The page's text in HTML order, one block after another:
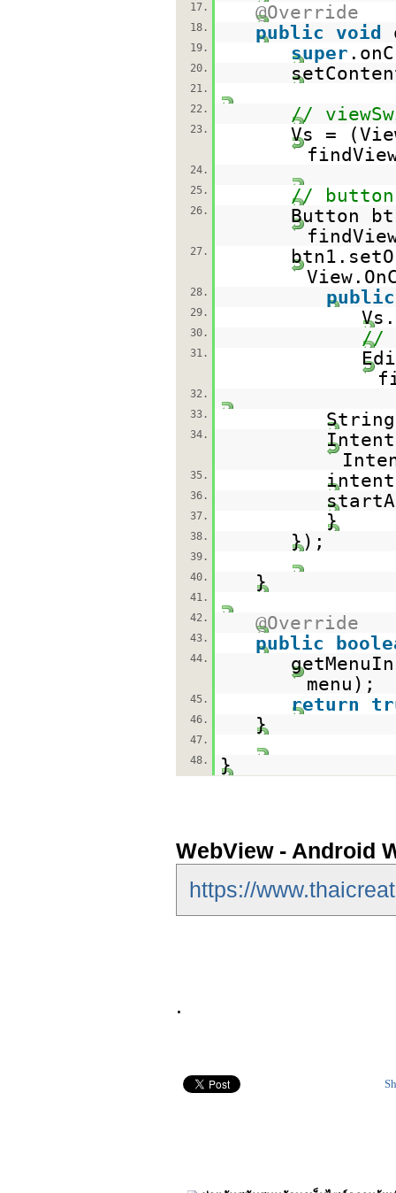
17.
@Override
18. public void
19. super
20.
21.
22.
//
23.
Vs =
24.
25.
//
26.
Button
27.
28. public
29.
30. //
31.
32.
33.
34.
35.
36.
37. }
38. });
39.
40.
}
41.
42.
@Override
43. public
44.
menu);
45. return
46. }
47.
48.
}
WebView - Android
https://
.